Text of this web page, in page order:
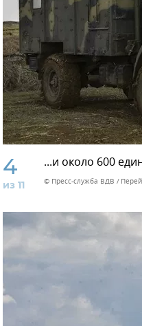
4
из 11
...и около 600
© Пресс-служба ВДВ